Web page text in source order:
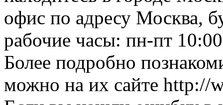
офис по адресу Москва,
рабочие часы: пн-пт
Более подробно
можно на их сайте http://